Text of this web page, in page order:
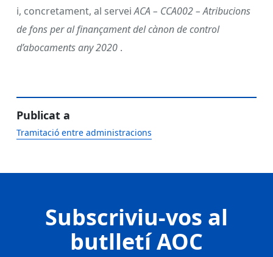
i, concretament, al serveiACA – CCA002 – Atribucions
de fons per al finançament del cànon de control
d’abocaments any 2020 .
Publicat a
Tramitació entre administracions
Subscriviu-vos al
butlletí AOC